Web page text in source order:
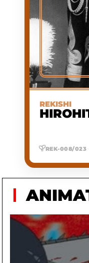
REKISHI
REK-008/023
(124E
SHŌWA),
EN
Souverain au
Japon,
la